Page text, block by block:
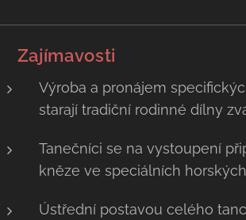
💡 Zajímavosti
Výroba a pronájem
starají tradiční rodinné dílny
Tanečníci se na vystoupení
kněze ve speciálních
Ústřední postavou celého